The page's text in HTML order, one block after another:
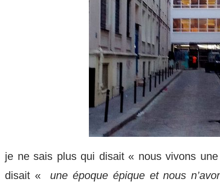
je ne sais plus qui disait « nous vivons
disait «
une époque épique et nous